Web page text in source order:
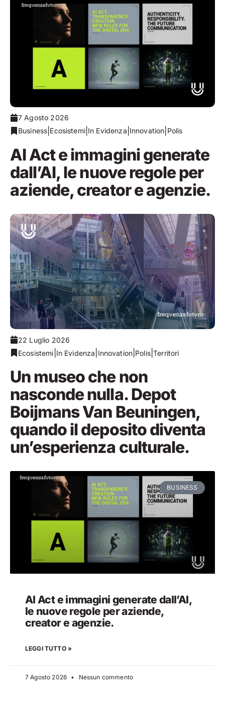
7 Agosto 2026
Business Ecosistemi| In Evidenza Innovation Polis
AI Act e immagini generate
dall’AI, le nuove regole per
aziende, creator e agenzie.
22 Luglio 2026
Ecosistemi In Evidenza Innovation Polis|Territori
Un museo che non
nasconde nulla. Depot
Boijmans Van Beuningen,
quando il deposito diventa
un’esperienza culturale.
BUSINESS
AI Act e immagini generate dall’AI,
le nuove regole per aziende,
creator e agenzie.
LEGGI TUTTO »
7 Agosto 2026 Nessun commento